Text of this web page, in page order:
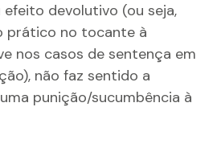
devolutivo (ou seja,
prático no tocante à
nos casos de sentença em
não faz sentido a
punição/sucumbência à